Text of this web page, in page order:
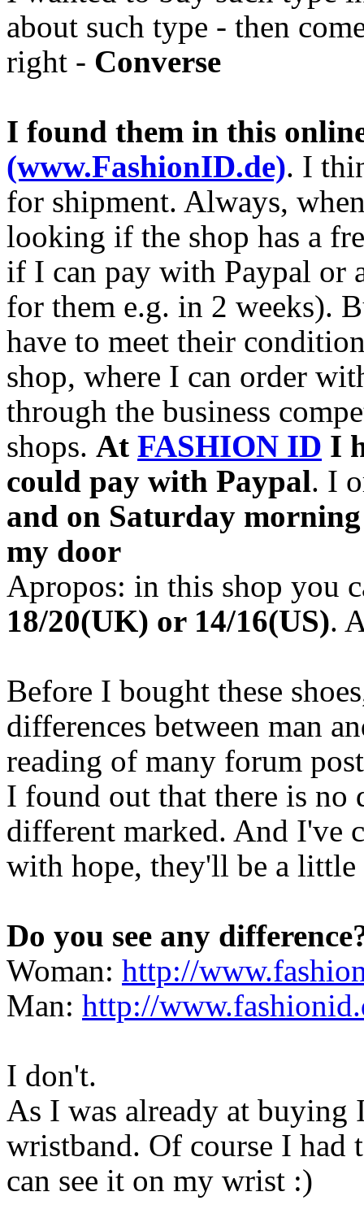
about such type - then
right - Converse
I found them in this
(www.FashionID.de). I
for shipment. Always,
looking if the shop has a
if I can pay with Paypal or
for them e.g. in 2 weeks).
have to meet their
shop, where I can order
through the business
shops. At FASHION ID I
could pay with Paypal. I
and on Saturday
my door
Apropos: in this shop you
18/20(UK) or 14/16(US).
Before I bought these
differences between man
reading of many forum
I found out that there is no
different marked. And I've
with hope, they'll be a little
Do you see any
Woman: http://
Man: http://
I don't.
As I was already at buying
wristband. Of course I
can see it on my wrist :)